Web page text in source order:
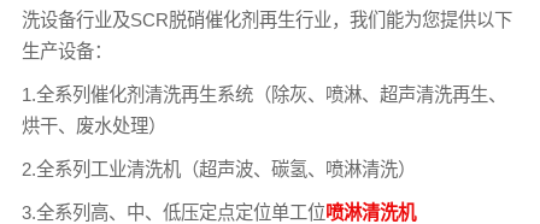
洗设备行业及SCR脱硝催化剂再生行业，我们能为您提供以下
生产设备：
1.全系列催化剂清洗再生系统（除灰、喷淋、超声清洗再生、
烘干、废水处理）
2.全系列工业清洗机（超声波、碳氢、喷淋清洗）
3.全系列高、中、低压定点定位单工位喷淋清洗机